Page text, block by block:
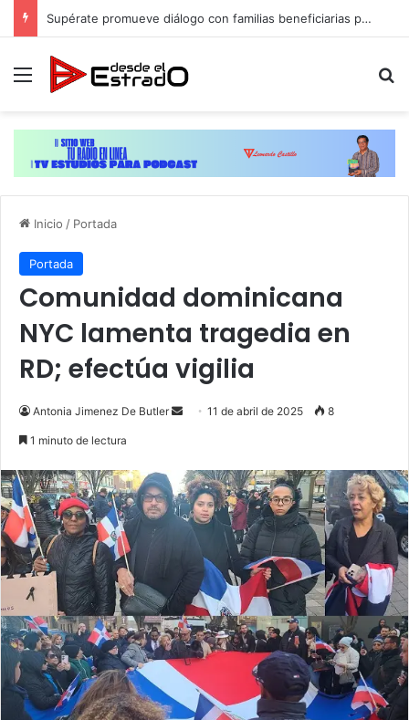
Supérate promueve diálogo con familias beneficiarias para su protección social en Hato Mayor
Menú
Inicio / Portada
Portada
Comunidad dominicana
NYC lamenta tragedia en
RD; efectúa vigilia
Antonia Jimenez De Butler
Send11 de abril de 2025 8
1 minuto de lectura